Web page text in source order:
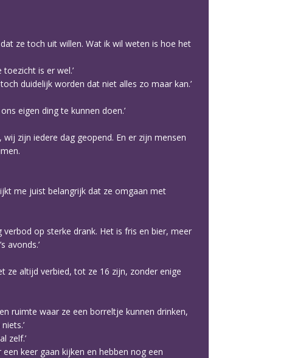
ze toch uit willen. Wat ik wil weten is hoe het
is er wel.’
duidelijk worden dat niet alles zo maar kan.’
eigen ding te kunnen doen.’
zijn iedere dag geopend. En er zijn mensen
me juist belangrijk dat ze omgaan met
verbod op sterke drank. Het is fris en bier, meer
avonds.’
ze altijd verbied, tot ze 16 zijn, zonder enige
ruimte waar ze een borreltje kunnen drinken,
zelf.’
een keer gaan kijken en hebben nog een